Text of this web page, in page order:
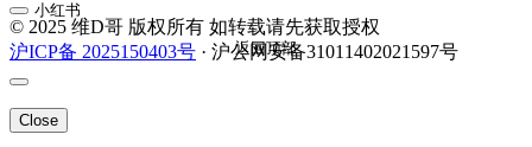
小红书
© 2025 维D哥 版权所有 如转载请先获取授权
沪ICP备 2025150403号 · 沪公网安备31011402021597号
返回顶部
Close